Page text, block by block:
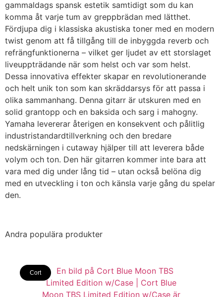
gammaldags spansk estetik samtidigt som du kan
komma åt varje tum av greppbrädan med lätthet.
Fördjupa dig i klassiska akustiska toner med en modern
twist genom att få tillgång till de inbyggda reverb och
refrängfunktionerna – vilket ger ljudet av ett storslaget
liveuppträdande när som helst och var som helst.
Dessa innovativa effekter skapar en revolutionerande
och helt unik ton som kan skräddarsys för att passa i
olika sammanhang. Denna gitarr är utskuren med en
solid grantopp och en baksida och sarg i mahogny.
Yamaha levererar återigen en konsekvent och pålitlig
industristandardtillverkning och den bredare
nedskärningen i cutaway hjälper till att leverera både
volym och ton. Den här gitarren kommer inte bara att
vara med dig under lång tid – utan också belöna dig
med en utveckling i ton och känsla varje gång du spelar
den.
Andra populära produkter
Cort